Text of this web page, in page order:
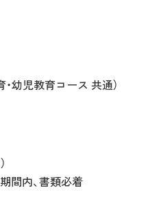
幼児教育コース 共通）
間内、書類必着